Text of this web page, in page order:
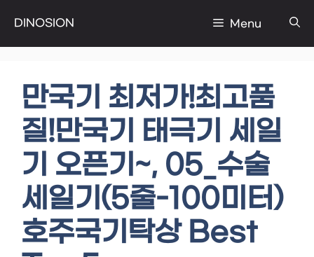
to
DINOSION Menu
만국기 최저가!최고품
질!만국기 태극기 세일
기 오픈기~, 05_수술
세일기(5줄-100미터)
호주국기탁상 Best